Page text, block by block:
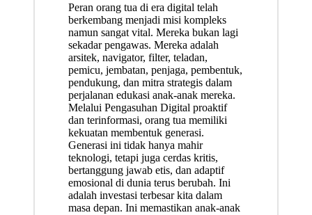
Peran orang tua di era digital telah
berkembang menjadi misi kompleks
namun sangat vital. Mereka bukan lagi
sekadar pengawas. Mereka adalah
arsitek, navigator, filter, teladan,
pemicu, jembatan, penjaga, pembentuk,
pendukung, dan mitra strategis dalam
perjalanan edukasi anak-anak mereka.
Melalui Pengasuhan Digital proaktif
dan terinformasi, orang tua memiliki
kekuatan membentuk generasi.
Generasi ini tidak hanya mahir
teknologi, tetapi juga cerdas kritis,
bertanggung jawab etis, dan adaptif
emosional di dunia terus berubah. Ini
adalah investasi terbesar kita dalam
masa depan. Ini memastikan anak-anak